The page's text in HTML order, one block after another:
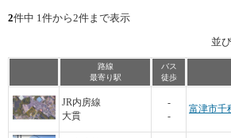
2件中 1件から2件まで表示
並
路線
最寄り駅
バス
徒歩
JR内房線
大貫
-
-
富津市千